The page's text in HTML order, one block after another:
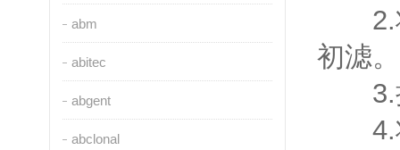
abm
abitec
abgent
abclonal
2.将
初滤。
3.把
4.将